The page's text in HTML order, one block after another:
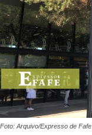
Foto: Arquivo/Expresso de Fafe